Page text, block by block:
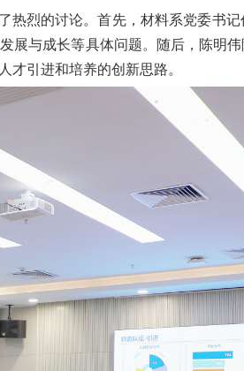
热烈的讨论。首先，材料系党委书
展与成长等具体问题。随后，陈明
才引进和培养的创新思路。